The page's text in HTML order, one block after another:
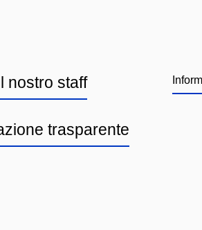
nostro staff
trasparente